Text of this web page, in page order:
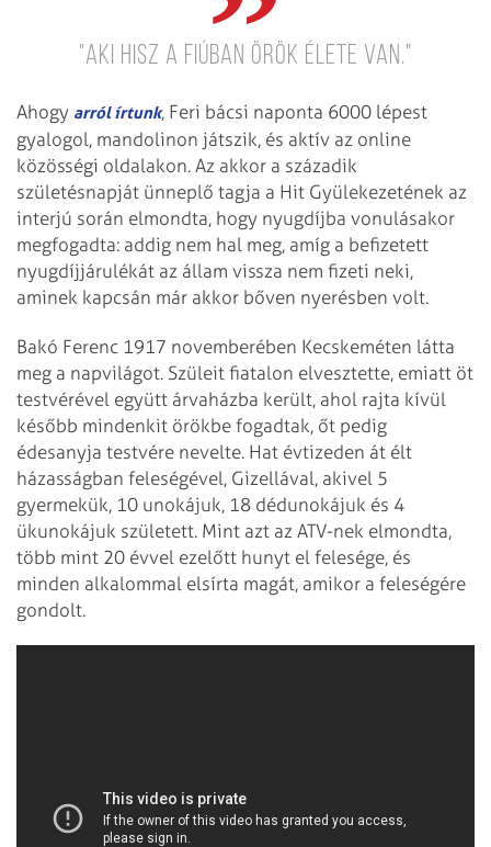
"Aki hisz a Fiúban örök élete van."
Ahogy arról írtunk, Feri bácsi naponta 6000 lépest
gyalogol, mandolinon játszik, és aktív az online
közösségi oldalakon. Az akkor a századik
születésnapját ünneplő tagja a Hit Gyülekezetének az
interjú során elmondta, hogy nyugdíjba vonulásakor
megfogadta: addig nem hal meg, amíg a befizetett
nyugdíjjárulékát az állam vissza nem fizeti neki,
aminek kapcsán már akkor bőven nyerésben volt.
Bakó Ferenc 1917 novemberében Kecskeméten látta
meg a napvilágot. Szüleit fiatalon elvesztette, emiatt öt
testvérével együtt árvaházba került, ahol rajta kívül
később mindenkit örökbe fogadtak, őt pedig
édesanyja testvére nevelte. Hat évtizeden át élt
házasságban feleségével, Gizellával, akivel 5
gyermekük, 10 unokájuk, 18 dédunokájuk és 4
ükunokájuk született. Mint azt az ATV-nek elmondta,
több mint 20 évvel ezelőtt hunyt el felesége, és
minden alkalommal elsírta magát, amikor a feleségére
gondolt.